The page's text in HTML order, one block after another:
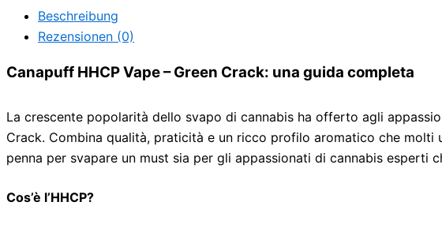
Beschreibung
Rezensionen (0)
Canapuff HHCP Vape – Green Crack: una guida completa
La crescente popolarità dello svapo di cannabis ha offerto agli
Crack. Combina qualità, praticità e un ricco profilo aromatico che
penna per svapare un must sia per gli appassionati di cannabis esperti
Cos’è l’HHCP?